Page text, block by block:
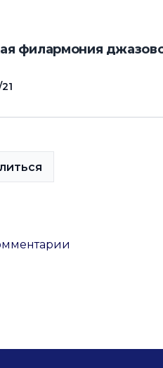
филармония